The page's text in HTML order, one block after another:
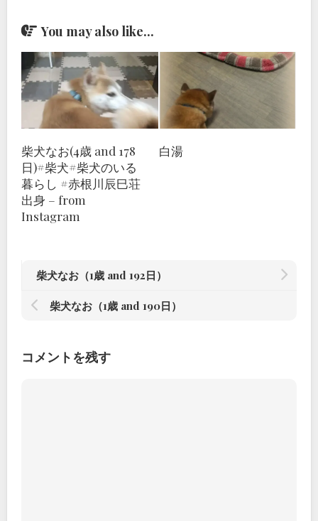
You may also like...
柴犬なお(4歳 and 178
日)#柴犬#柴犬のいる
暮らし #赤根川辰巳荘
出身 – from
Instagram
白湯
柴犬なお（1歳 and 192日）
柴犬なお（1歳 and 190日）
コメントを残す